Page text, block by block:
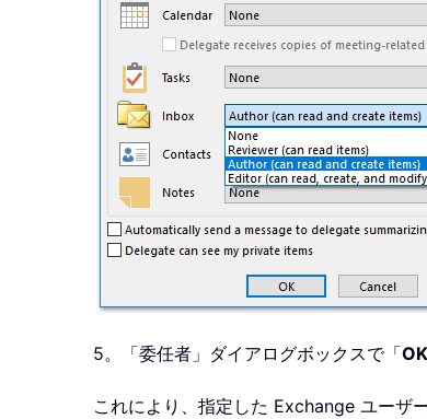
5。「委任者」ダイアログボックスで「OK
これにより、指定した Exchange ユーザ